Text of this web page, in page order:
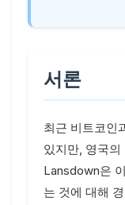
서론
최근 비트코인
있지만, 영국
Lansdown은
는 것에 대해